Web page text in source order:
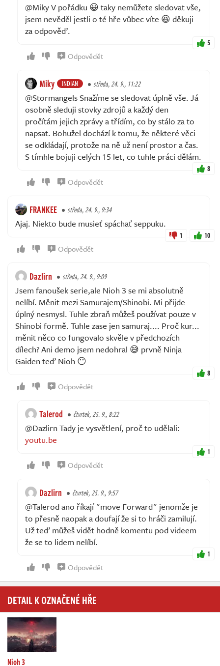
@Miky V pořádku 😀 taky nemůžete sledovat vše,
jsem nevěděl jestli o té hře vůbec víte 😆 děkuji
za odpověď.
5
Odpovědět
Miky INDIAN středa, 24. 9., 11:22
@Stormangels Snažíme se sledovat úplně vše. Já
osobně sleduji stovky zdrojů a každý den
pročítám jejich zprávy a třídím, co by stálo za to
napsat. Bohužel dochází k tomu, že některé věci
se odkládají, protože na ně už není prostor a čas.
S tímhle bojuji celých 15 let, co tuhle práci dělám.
8
Odpovědět
FRANKEE středa, 24. 9., 9:34
Ajaj. Niekto bude musieť spáchať seppuku.
1 10
Odpovědět
Dazlirn středa, 24. 9., 9:09
Jsem fanoušek serie,ale Nioh 3 se mi absolutně
nelíbí. Měnit mezi Samurajem/Shinobi. Mi přijde
úplný nesmysl. Tuhle zbraň můžeš používat pouze v
Shinobi formě. Tuhle zase jen samuraj.... Proč kur...
měnit něco co fungovalo skvěle v předchozích
dílech? Ani demo jsem nedohral 😅 prvně Ninja
Gaiden teď Nioh 😶
8
Odpovědět
Talerod čtvrtek, 25. 9., 8:22
@Dazlirn Tady je vysvětlení, proč to udělali:
youtu.be
1
Odpovědět
Dazlirn čtvrtek, 25. 9., 9:57
@Talerod ano říkají "move Forward" jenomže je
to přesně naopak a doufají že si to hráči zamilují.
Už teď můžeš vidět hodně komentu pod videem
že se to lidem nelíbí.
1
Odpovědět
DETAIL K OZNAČENÉ HŘE
Nioh 3